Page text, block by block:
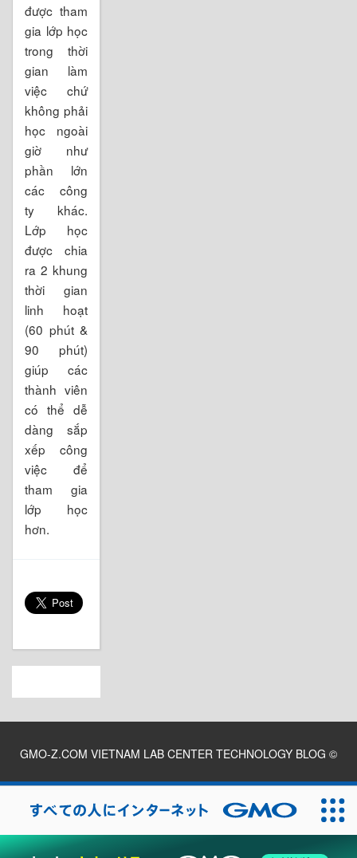
được tham
gia lớp học
trong thời
gian làm
việc chứ
không phải
học ngoài
giờ như
phần lớn
các công
ty khác.
Lớp học
được chia
ra 2 khung
thời gian
linh hoạt
(60 phút &
90 phút)
giúp các
thành viên
có thể dễ
dàng sắp
xếp công
việc để
tham gia
lớp học
hơn.
GMO-Z.COM VIETNAM LAB CENTER TECHNOLOGY BLOG ©
2026